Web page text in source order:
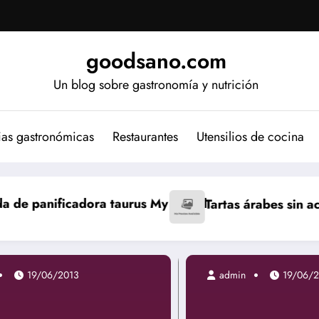
goodsano.com
Un blog sobre gastronomía y nutrición
gastronómicas Restaurantes Utensilios de cocina
BreadTartas árabes sin aceite Bizcocho
19/06/2013 admin 19/06/2013